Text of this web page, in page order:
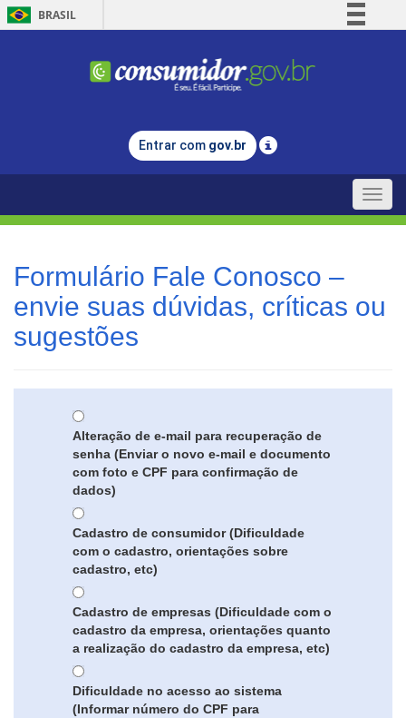
BRASIL
Comunica BR
Legislação
Entrar com gov.br
Toggle
Formulário Fale Conosco –
envie suas dúvidas, críticas ou
sugestões
Alteração de e-mail para recuperação de
senha (Enviar o novo e-mail e documento
com foto e CPF para confirmação de
dados)
Cadastro de consumidor (Dificuldade
com o cadastro, orientações sobre
cadastro, etc)
Cadastro de empresas (Dificuldade com o
cadastro da empresa, orientações quanto
a realização do cadastro da empresa, etc)
Dificuldade no acesso ao sistema
(Informar número do CPF para